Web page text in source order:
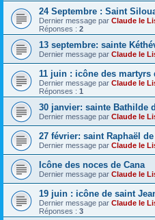
24 Septembre : Saint
Dernier message par Claude le
Réponses : 2
13 septembre: sainte
Dernier message par Claude le
11 juin : icône des martyrs
Dernier message par Claude le
Réponses : 1
30 janvier: sainte Bathilde
Dernier message par Claude le
27 février: saint Raphaël
Dernier message par Claude le
Icône des noces de Cana
Dernier message par Claude le
19 juin : icône de saint
Dernier message par Claude le
Réponses : 3